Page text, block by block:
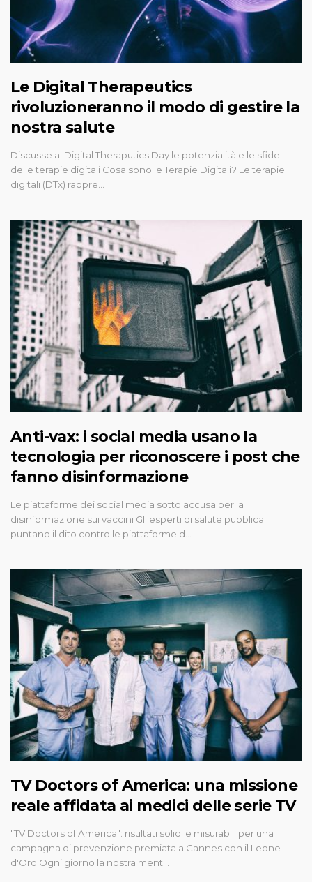
Le Digital Therapeutics
rivoluzioneranno il modo di gestire la
nostra salute
Discusse al Digital Theraputics Day le potenzialità e le sfide
delle terapie digitali Cosa sono le Terapie Digitali? Le terapie
digitali (DTx) rappre…
Anti-vax: i social media usano la
tecnologia per riconoscere i post che
fanno disinformazione
Le piattaforme dei social media sotto accusa per la
disinformazione sui vaccini Gli esperti di salute pubblica
puntano il dito contro le piattaforme d…
TV Doctors of America: una missione
reale affidata ai medici delle serie TV
"TV Doctors of America": risultati solidi e misurabili per una
campagna di prevenzione premiata a Cannes con il Leone
d'Oro Ogni giorno la nostra ment…